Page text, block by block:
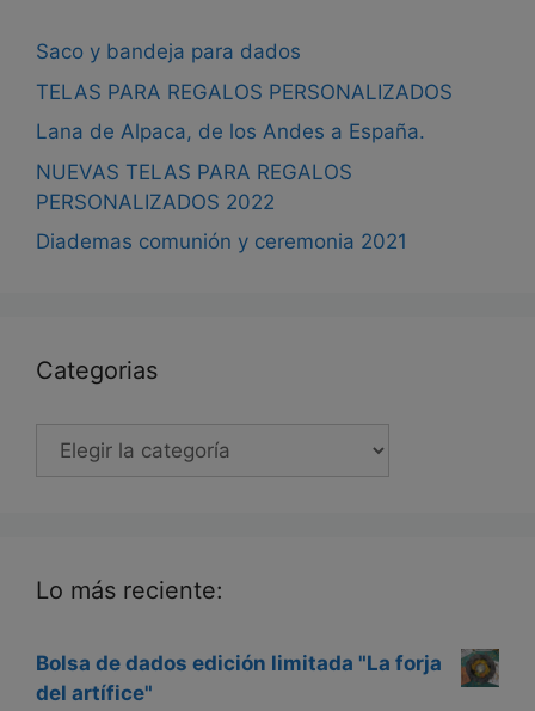
Saco y bandeja para dados
TELAS PARA REGALOS PERSONALIZADOS
Lana de Alpaca, de los Andes a España.
NUEVAS TELAS PARA REGALOS
PERSONALIZADOS 2022
Diademas comunión y ceremonia 2021
Categorias
Categorias
Lo más reciente:
Bolsa de dados edición limitada "La forja
del artífice"